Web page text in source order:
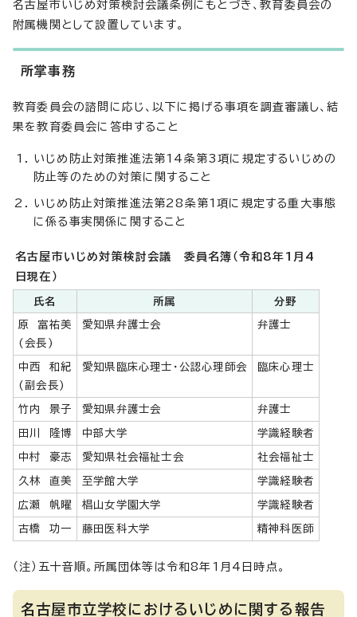
名古屋市いじめ対策検討会議条例にもとづき、教育委員会の
附属機関として設置しています。
所掌事務
教育委員会の諮問に応じ、以下に掲げる事項を調査審議し、結
果を教育委員会に答申すること
いじめ防止対策推進法第14条第3項に規定するいじめの
防止等のための対策に関すること
いじめ防止対策推進法第28条第1項に規定する重大事態
に係る事実関係に関すること
名古屋市いじめ対策検討会議 委員名簿（令和8年1月4
日現在）
氏名 所属 分野
原 富祐美
(会長)
愛知県弁護士会 弁護士
中西 和紀
(副会長)
愛知県臨床心理士・公認心理師会 臨床心理士
竹内 景子 愛知県弁護士会 弁護士
田川 隆博 中部大学 学識経験者
中村 豪志 愛知県社会福祉士会 社会福祉士
久林 直美 至学館大学 学識経験者
広瀬 帆曜 椙山女学園大学 学識経験者
古橋 功一 藤田医科大学 精神科医師
（注）五十音順。所属団体等は令和8年1月4日時点。
名古屋市立学校におけるいじめに関する報告